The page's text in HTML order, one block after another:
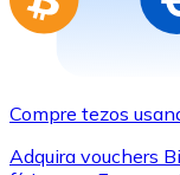
Compre tezos
Adquira vouchers